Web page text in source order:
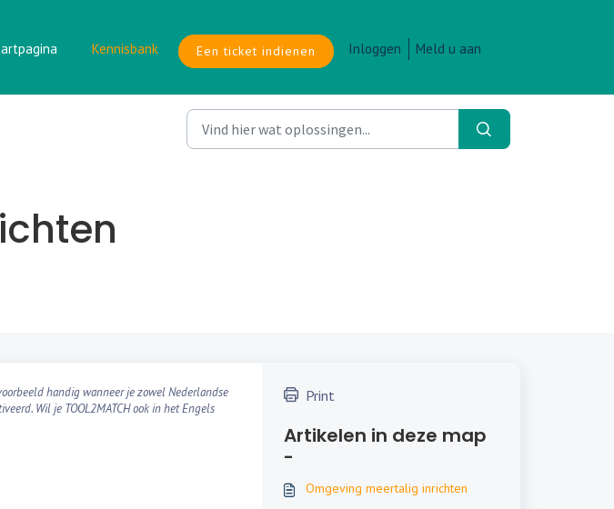
Kennisbank Een ticket indienen Inloggen Meld u aan
handig wanneer je zowel Nederlandse
Wil je TOOL2MATCH ook in het Engels
Print
Artikelen in deze map
-
Omgeving meertalig inrichten